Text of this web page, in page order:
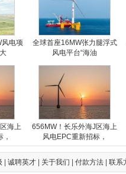
电项
全球首座16MW张力腿浮式
风电平台“海油
海上
656MW！长乐外海J区海上
风电EPC重新招标，
诚聘英才| 关于我们 付款方法| 联系